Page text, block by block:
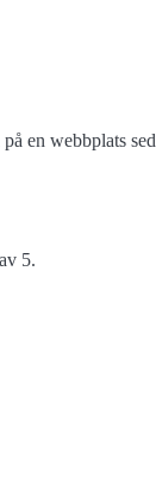
en webbplats
5.